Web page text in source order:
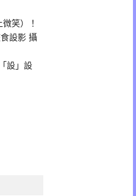
微笑）！
設影 攝
設」設